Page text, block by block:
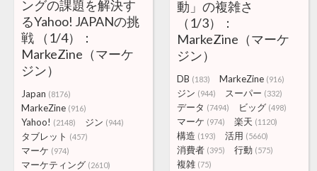
動」の複雑さ
（1/3）：
MarkeZine（マーケ
ジン）
DB (183) MarkeZine (916)
ジン (944) スーパー (332)
データ (7494) ビッグ (498)
マーケ (974) 楽天 (1120)
構造 (193) 活用 (5660)
消費者 (395) 行動 (575)
複雑 (75)
ングの課題を解決す
るYahoo! JAPANの挑
戦 （1/4）：
MarkeZine（マーケ
ジン）
Japan (8176)
MarkeZine (916)
Yahoo! (2148) ジン (944)
タブレット (457)
マーケ (974)
マーケティング (2610)